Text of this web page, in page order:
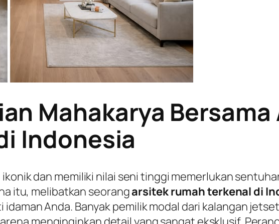
Mahakarya
Indonesia
dan memiliki nilai seni tinggi memerlukan
itu, melibatkan seorangarsitek rumah terkenal di
Anda. Banyak pemilik modal dari kalangan